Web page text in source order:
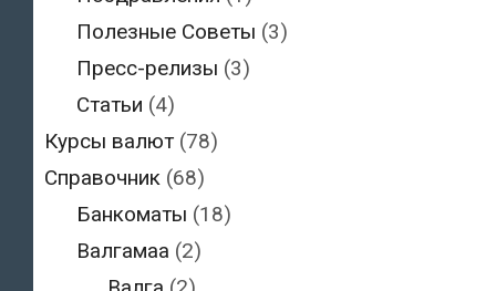
Полезные Советы (3)
Пресс-релизы (3)
Статьи (4)
Курсы валют (78)
Справочник (68)
Банкоматы (18)
Валгамаа (2)